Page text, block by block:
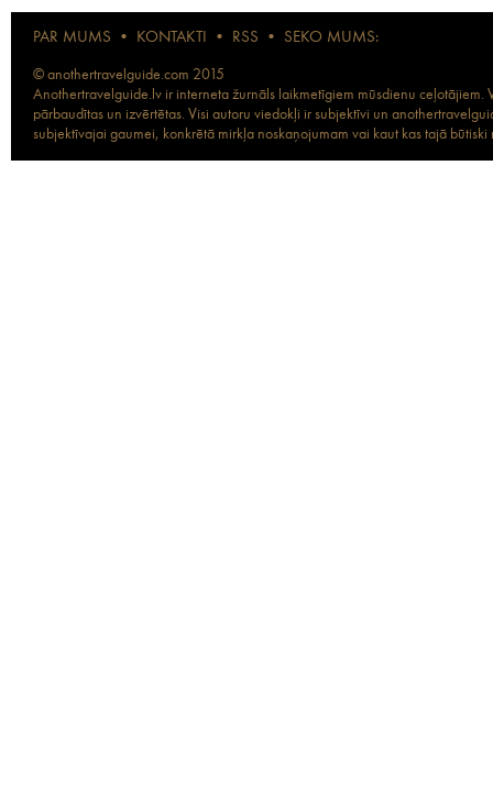
PAR MUMS • KONTAKTI • RSS • SEKO MUMS:
© anothertravelguide.com 2015
Anothertravelguide.lv ir interneta žurnāls laikmetīgiem mūsdienu
pārbaudītas un izvērtētas. Visi autoru viedokļi ir subjektīvi un
subjektīvajai gaumei, konkrētā mirkļa noskaņojumam vai kaut kas tajā